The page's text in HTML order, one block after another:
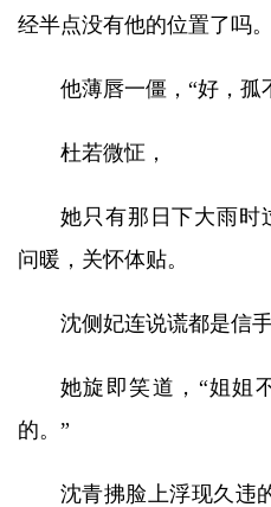
经半点没有他的位置了吗。
他薄唇一僵，“好，孤
杜若微怔，
她只有那日下大雨时
问暖，关怀体贴。
沈侧妃连说谎都是信手
她旋即笑道，“姐姐
的。”
沈青拂脸上浮现久违